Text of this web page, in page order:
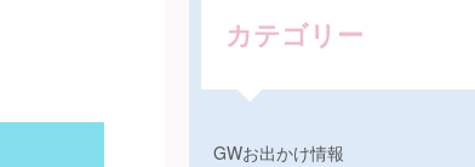
カテゴリー
GWお出かけ情報